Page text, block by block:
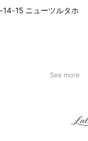
15 ニューツルタホ
See more